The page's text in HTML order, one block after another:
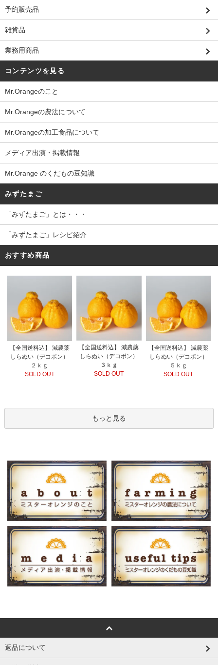
予約販売品
雑貨品
業務用商品
コンテンツを見る
Mr.Orangeのこと
Mr.Orangeの農法について
Mr.Orangeの加工食品について
メディア出演・掲載情報
Mr.Orange のくだもの豆知識
みずたまご
「みずたまご」とは・・・
「みずたまご」レシピ紹介
おすすめ商品
【全国送料込】 減農薬
しらぬい（デコポン）
２ｋｇ
SOLD OUT
【全国送料込】 減農薬
しらぬい（デコポン）
３ｋｇ
SOLD OUT
【全国送料込】 減農薬
しらぬい（デコポン）
５ｋｇ
SOLD OUT
もっと見る
返品について